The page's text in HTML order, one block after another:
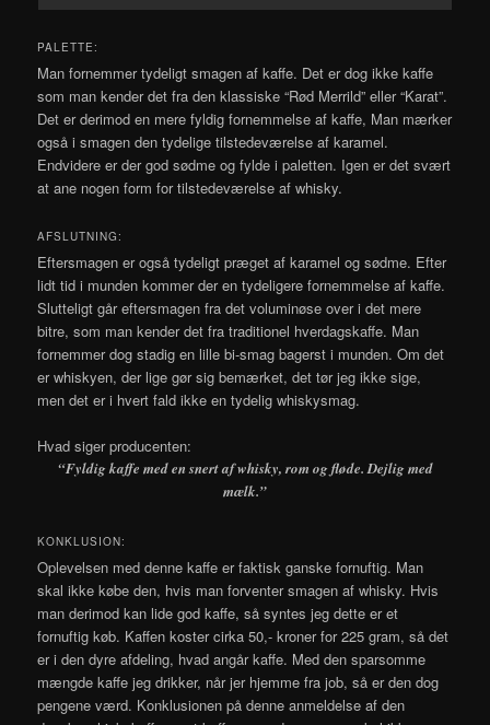
PALETTE:
Man fornemmer tydeligt smagen af kaffe. Det er dog ikke kaffe
som man kender det fra den klassiske “Rød Merrild” eller “Karat”.
Det er derimod en mere fyldig fornemmelse af kaffe, Man mærker
også i smagen den tydelige tilstedeværelse af karamel.
Endvidere er der god sødme og fylde i paletten. Igen er det svært
at ane nogen form for tilstedeværelse af whisky.
AFSLUTNING:
Eftersmagen er også tydeligt præget af karamel og sødme. Efter
lidt tid i munden kommer der en tydeligere fornemmelse af kaffe.
Slutteligt går eftersmagen fra det voluminøse over i det mere
bitre, som man kender det fra traditionel hverdagskaffe. Man
fornemmer dog stadig en lille bi-smag bagerst i munden. Om det
er whiskyen, der lige gør sig bemærket, det tør jeg ikke sige,
men det er i hvert fald ikke en tydelig whiskysmag.
Hvad siger producenten:
“Fyldig kaffe med en snert af whisky, rom og fløde. Dejlig med
mælk.”
KONKLUSION:
Oplevelsen med denne kaffe er faktisk ganske fornuftig. Man
skal ikke købe den, hvis man forventer smagen af whisky. Hvis
man derimod kan lide god kaffe, så syntes jeg dette er et
fornuftig køb. Kaffen koster cirka 50,- kroner for 225 gram, så det
er i den dyre afdeling, hvad angår kaffe. Med den sparsomme
mængde kaffe jeg drikker, når jer hjemme fra job, så er den dog
pengene værd. Konklusionen på denne anmeldelse af den